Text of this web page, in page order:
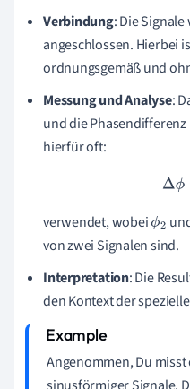
Verbindung: Die
angeschlossen. Hierbei
ordnungsgemäß und
Messung und Analyse:
und die
hierfür oft:
Δ
verwendet, wobeiϕ
2
von zwei Signalen sind.
Interpretation: Die
den Kontext der
Angenommen, Du